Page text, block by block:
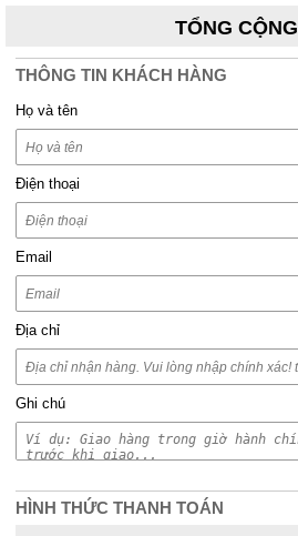
TỔNG CỘNG
THÔNG TIN KHÁCH HÀNG
Họ và tên
Điện thoại
Email
Địa chỉ
Ghi chú
HÌNH THỨC THANH TOÁN